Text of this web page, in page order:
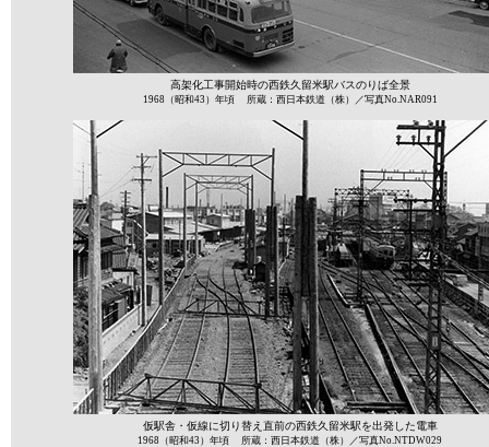
高架化工事開始時の西鉄久留米駅バスのりば全景
1968（昭和43）年頃 所蔵：西日本鉄道（株）／写真No.NAR091
仮駅舎・仮線に切り替え直前の西鉄久留米駅を出発した電車
1968（昭和43）年頃 所蔵：西日本鉄道（株）／写真No.NTDW029